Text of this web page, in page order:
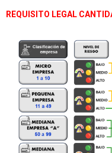
REQUISITO LEGAL